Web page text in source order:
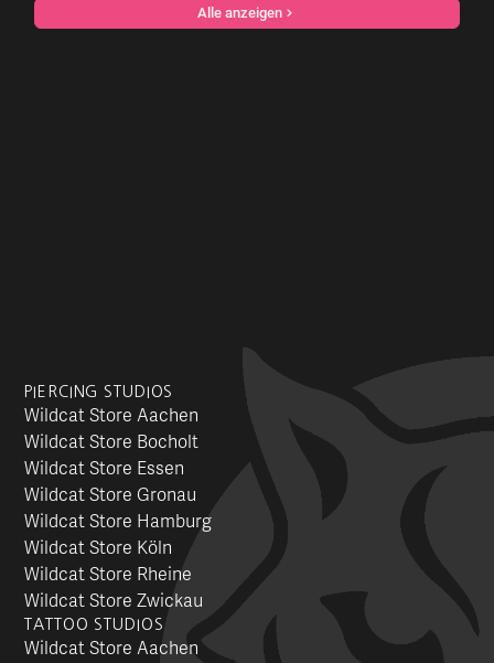
Alle anzeigen
PIERCING STUDIOS
Wildcat Store Aachen
Wildcat Store Bocholt
Wildcat Store Essen
Wildcat Store Gronau
Wildcat Store Hamburg
Wildcat Store Köln
Wildcat Store Rheine
Wildcat Store Zwickau
TATTOO STUDIOS
Wildcat Store Aachen